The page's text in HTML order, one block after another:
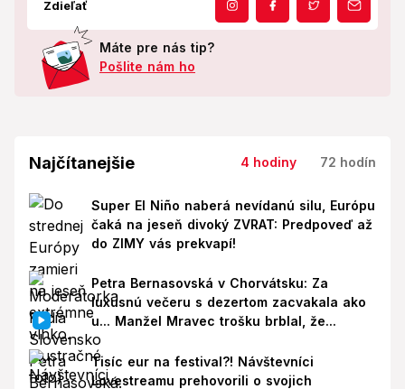
Zdieľať
Máte pre nás tip?
Pošlite nám ho
Najčítanejšie 4 hodiny 72 hodín
Super El Niño naberá nevídanú silu, Európu
čaká na jeseň divoký ZVRAT: Predpoveď až
do ZIMY vás prekvapí!
Petra Bernasovská v Chorvátsku: Za
luxusnú večeru s dezertom zacvakala ako
u... Manžel Mravec trošku brblal, že...
Tisíc eur na festival?! Návštevníci
Lovestreamu prehovorili o svojich